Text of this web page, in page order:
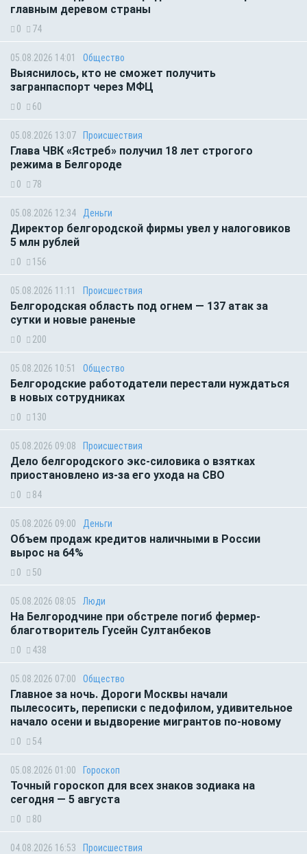
главным деревом страны
0 74
05.08.2026 14:01 Общество
Выяснилось, кто не сможет получить
загранпаспорт через МФЦ
0 60
05.08.2026 13:07 Происшествия
Глава ЧВК «Ястреб» получил 18 лет строгого
режима в Белгороде
0 78
05.08.2026 12:34 Деньги
Директор белгородской фирмы увел у налоговиков
5 млн рублей
0 156
05.08.2026 11:11 Происшествия
Белгородская область под огнем — 137 атак за
сутки и новые раненые
0 200
05.08.2026 10:51 Общество
Белгородские работодатели перестали нуждаться
в новых сотрудниках
0 130
05.08.2026 09:08 Происшествия
Дело белгородского экс-силовика о взятках
приостановлено из-за его ухода на СВО
0 84
05.08.2026 09:00 Деньги
Объем продаж кредитов наличными в России
вырос на 64%
0 50
05.08.2026 08:05 Люди
На Белгородчине при обстреле погиб фермер-
благотворитель Гусейн Султанбеков
0 438
05.08.2026 07:00 Общество
Главное за ночь. Дороги Москвы начали
пылесосить, переписки с педофилом, удивительное
начало осени и выдворение мигрантов по-новому
0 54
05.08.2026 01:00 Гороскоп
Точный гороскоп для всех знаков зодиака на
сегодня — 5 августа
0 80
04.08.2026 16:53 Происшествия